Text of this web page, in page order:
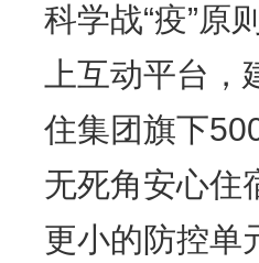
科学战“疫”原
上互动平台
住集团旗下
无死角安心住
更小的防控单